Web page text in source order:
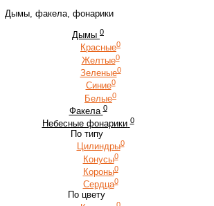
Дымы, факела, фонарики
Дымы 0
Красные0
Желтые0
Зеленые0
Синие0
Белые0
Факела 0
Небесные фонарики 0
По типу
Цилиндры0
Конусы0
Короны0
Сердца0
По цвету
0